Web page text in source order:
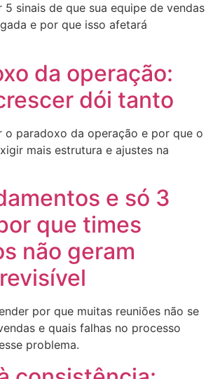
5 sinais de que sua equipe de vendas
e por que isso afetará
da operação:
dói tanto
o paradoxo da operação e por que o
mais estrutura e ajustes na
e só 3
que times
não geram
por que muitas reuniões não se
e quais falhas no processo
problema.